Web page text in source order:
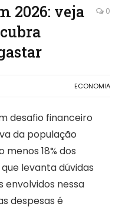
2026: veja
0
ECONOMIA
desafio financeiro
da população
menos 18% dos
levanta dúvidas
nessa
despesas é